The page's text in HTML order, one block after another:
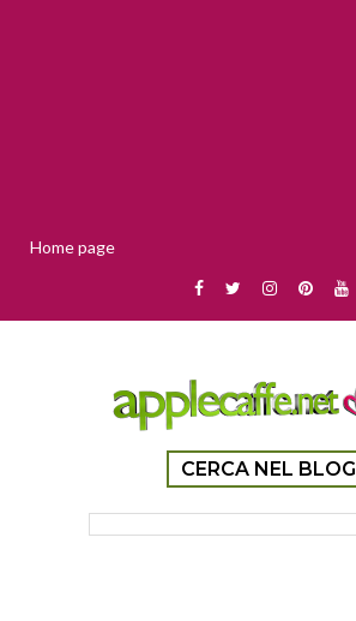
Home page
CERCA NEL BLOG